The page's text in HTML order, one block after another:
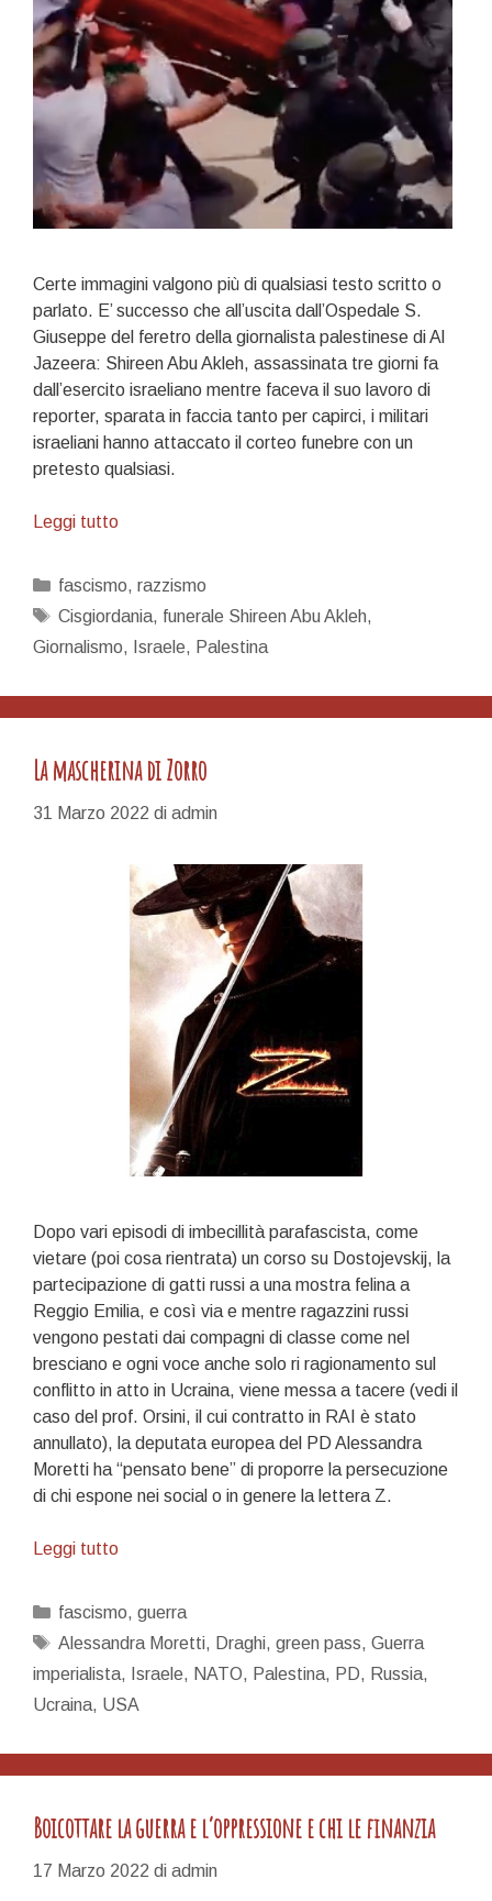
Certe immagini valgono più di qualsiasi testo scritto o
parlato. E’ successo che all’uscita dall’Ospedale S.
Giuseppe del feretro della giornalista palestinese di Al
Jazeera: Shireen Abu Akleh, assassinata tre giorni fa
dall’esercito israeliano mentre faceva il suo lavoro di
reporter, sparata in faccia tanto per capirci, i militari
israeliani hanno attaccato il corteo funebre con un
pretesto qualsiasi.
Leggi tuttoCome
mangiano
i
cadaveri
Categorie
fascismo, razzismo
Tag
Cisgiordania, funerale Shireen Abu Akleh,
Giornalismo, Israele, Palestina
La mascherina di Zorro
31 Marzo 2022 di admin
Dopo vari episodi di imbecillità parafascista, come
vietare (poi cosa rientrata) un corso su Dostojevskij, la
partecipazione di gatti russi a una mostra felina a
Reggio Emilia, e così via e mentre ragazzini russi
vengono pestati dai compagni di classe come nel
bresciano e ogni voce anche solo ri ragionamento sul
conflitto in atto in Ucraina, viene messa a tacere (vedi il
caso del prof. Orsini, il cui contratto in RAI è stato
annullato), la deputata europea del PD Alessandra
Moretti ha “pensato bene” di proporre la persecuzione
di chi espone nei social o in genere la lettera Z.
Leggi tuttoLa
Zorro
Categorie
fascismo, guerra
Tag
Alessandra Moretti, Draghi, green pass, Guerra
imperialista, Israele, NATO, Palestina, PD, Russia,
Ucraina, USA
Boicottare la guerra e l’oppressione e chi le finanzia
17 Marzo 2022 di admin